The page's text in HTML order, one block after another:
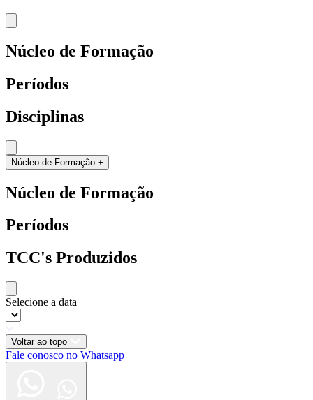
Núcleo de Formação
Períodos
Disciplinas
Núcleo de Formação +
Núcleo de Formação
Períodos
TCC's Produzidos
Selecione a data
Voltar ao topo
Fale conosco no Whatsapp